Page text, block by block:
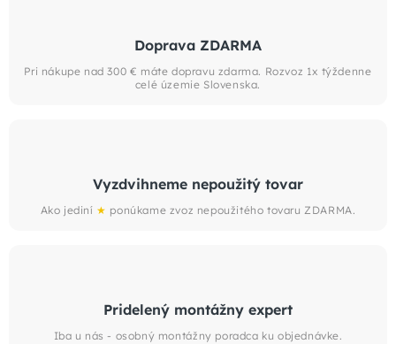
Doprava ZDARMA
Pri nákupe nad 300 € máte dopravu zdarma. Rozvoz 1x týždenne
celé územie Slovenska.
Vyzdvihneme nepoužitý tovar
Ako jediní ★ ponúkame zvoz nepoužitého tovaru ZDARMA.
Pridelený montážny expert
Iba u nás - osobný montážny poradca ku objednávke.